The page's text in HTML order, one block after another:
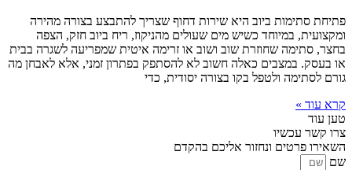
פתיחת סתימות ביוב היא שירות דחוף שצריך להתבצע בצורה מהירה
ומקצועית, במיוחד כשיש מים שעולים מהניקוז, ריח ביוב חזק, הצפה
בחצר, סתימה שחוזרת שוב ושוב או זרימה איטית שמפריעה לשגרה בבית
או בעסק. במצבים כאלה חשוב לא להסתפק בפתרון זמני, אלא לאבחן מה
גורם לסתימה ולטפל בקו בצורה יסודית, כדי
קרא עוד »
טען עוד
צרו קשר עכשיו
השאירו פרטים ונחזור אליכם בהקדם
שם